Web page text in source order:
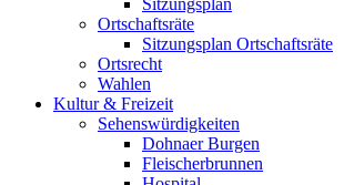
Sitzungsplan
Ortschaftsräte
Sitzungsplan Ortschaftsräte
Ortsrecht
Wahlen
Kultur & Freizeit
Sehenswürdigkeiten
Dohnaer Burgen
Fleischerbrunnen